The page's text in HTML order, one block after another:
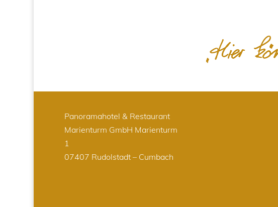
Panoramahotel & Restaurant
Marienturm GmbH Marienturm
1
07407 Rudolstadt – Cumbach